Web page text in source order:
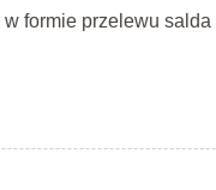
formie przelewu salda